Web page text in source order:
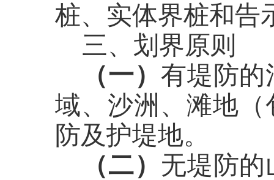
桩、实体界桩和告
三、划界原则
（一） 有堤防的
域、沙洲、滩地
防及护堤地。
（二） 无堤防